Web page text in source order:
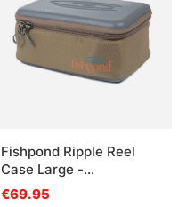
Fishpond Ripple Reel
Case Large -
Sand/Saddle Brown
€69.95